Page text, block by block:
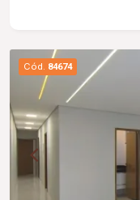
de venda: R$
Cód. 84674